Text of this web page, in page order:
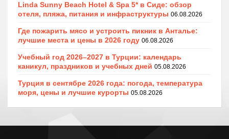
Linda Sunny Beach Hotel & Spa 5* в Сиде: обзор
отеля, пляжа, питания и инфраструктуры 06.08.2026
Где пожарить мясо и устроить пикник в Анталье:
лучшие места и цены в 2026 году 06.08.2026
Учебный год 2026–2027 в Турции: календарь
каникул, праздников и учебных дней 05.08.2026
Турция в сентябре 2026 года: погода, температура
моря, цены и лучшие курорты 05.08.2026